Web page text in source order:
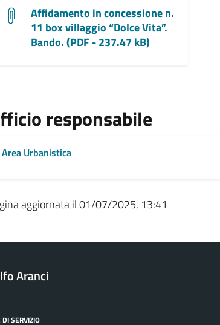
Affidamento in concessione n.
11 box villaggio “Dolce Vita”.
Bando. (PDF - 237.47 kB)
responsabile
Area Urbanistica
aggiornata il 01/07/2025, 13:41
Aranci
DI SERVIZIO